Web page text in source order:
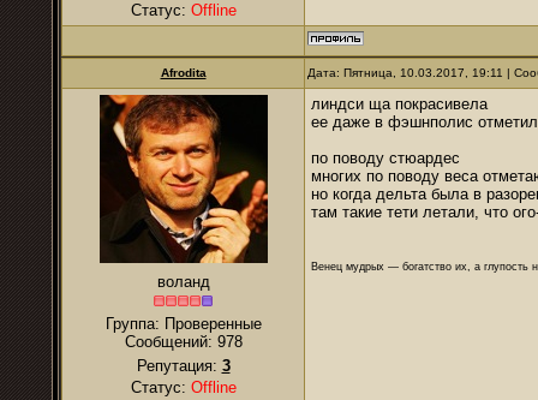
Статус: Offline
Afrodita Дата: Пятница, 10.03.2017, 19:11 |
воланд
Группа: Проверенные
Сообщений: 978
Репутация: 3
Статус: Offline
линдси ща покрасивела
ее даже в фэшнполис
по поводу стюардес
многих по поводу веса
но когда дельта была в
там такие тети летали, что
Венец мудрых — богатство их, а глупость